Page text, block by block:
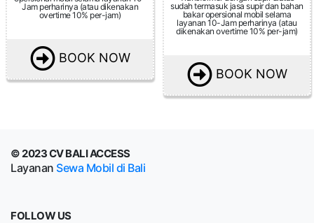
Jam perharinya (atau dikenakan
overtime 10% per-jam)
BOOK NOW
sudah termasuk jasa supir dan bahan
bakar opersional mobil selama
layanan 10-Jam perharinya (atau
dikenakan overtime 10% per-jam)
BOOK NOW
© 2023 CV BALI ACCESS
Layanan Sewa Mobil di Bali
FOLLOW US